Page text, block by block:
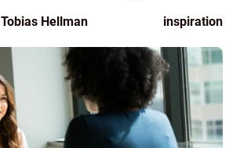
Tobias Hellman inspiration